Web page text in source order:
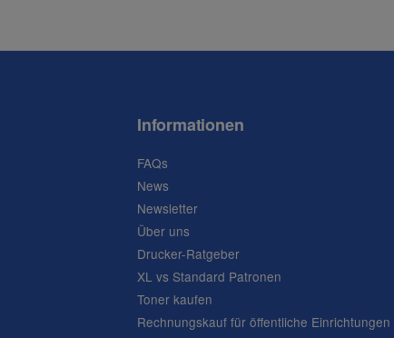
Informationen
FAQs
News
Newsletter
Über uns
Drucker-Ratgeber
XL vs Standard Patronen
Toner kaufen
Rechnungskauf für öffentliche Einrichtungen